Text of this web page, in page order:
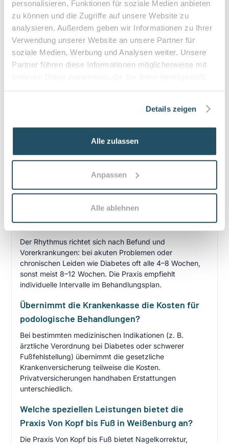
personalisieren, Funktionen für soziale Medien anbieten
zu können und die Zugriffe auf unsere Website zu
analysieren. Außerdem geben wir Informationen zu Ihrer
Verwendung unserer Website an unsere Partner für
soziale Medien, Werbung und Analysen weiter. Unsere
Partner führen diese Informationen möglicherweise mit
Details zeigen
Alle zulassen
Anpassen
Alle ablehnen
•Privatleistungen nach individueller Vereinbarung
Hausbesuche bei medizinischer Notwendigkeit
Medizinische Fußpflege umfasst fachgerechte
Behandlung von Nagel‑ und Hautproblemen,
Wundversorgung sowie präventive Beratung zur
Schmerzlinderung, Heilungsförderung und Erhalt der
Mobilität ab.
Wie häufig sollten Patientinnen und Patienten
zur Podologie kommen?
Der Rhythmus richtet sich nach Befund und
Vorerkrankungen: bei akuten Problemen oder
chronischen Leiden wie Diabetes oft alle 4–8 Wochen,
sonst meist 8–12 Wochen. Die Praxis empfiehlt
individuelle Intervalle im Behandlungsplan.
Übernimmt die Krankenkasse die Kosten für
podologische Behandlungen?
Bei bestimmten medizinischen Indikationen (z. B.
ärztliche Verordnung bei Diabetes oder schwerer
Fußfehlstellung) übernimmt die gesetzliche
Krankenversicherung teilweise die Kosten.
Privatversicherungen handhaben Erstattungen
unterschiedlich.
Welche speziellen Leistungen bietet die
Praxis Von Kopf bis Fuß in Weißenburg an?
Die Praxis Von Kopf bis Fuß bietet Nagelkorrektur,